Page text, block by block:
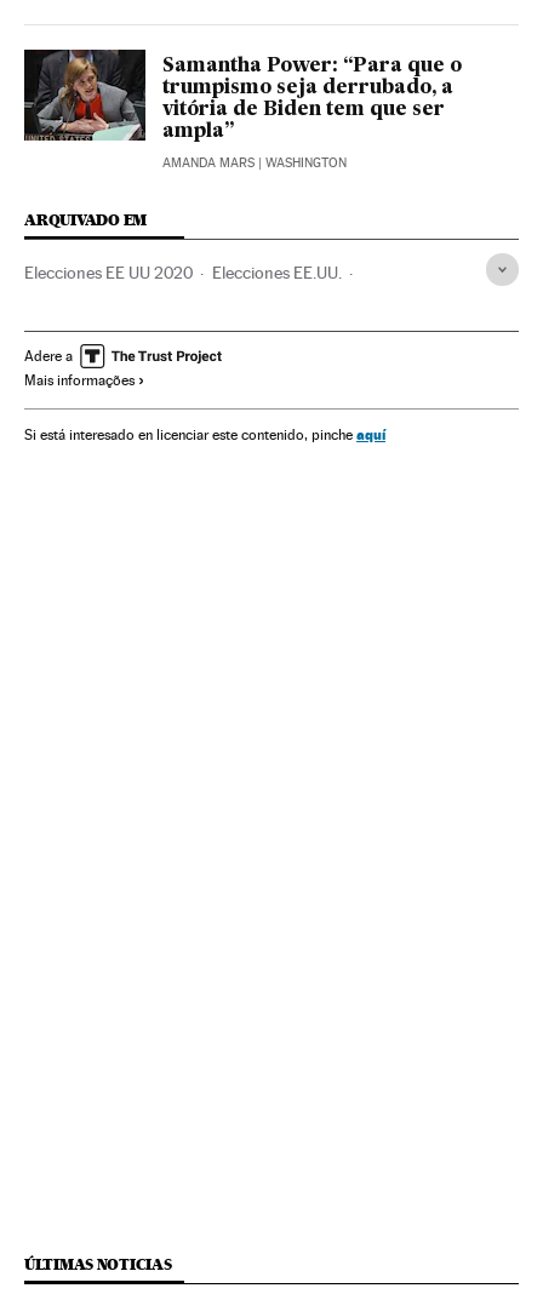
Samantha Power: “Para que o
trumpismo seja derrubado, a
vitória de Biden tem que ser
ampla”
AMANDA MARS | WASHINGTON
ARQUIVADO EM
Elecciones EE UU 2020 Elecciones EE.UU.
Estados Unidos Política
Población negra
Adere a
Mais informações
Si está interesado en licenciar este contenido, pinche aquí
ÚLTIMAS NOTICIAS